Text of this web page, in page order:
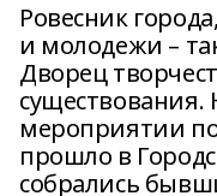
Ровесник
и молодежи –
Дворец
мероприятии
прошло в
собрались